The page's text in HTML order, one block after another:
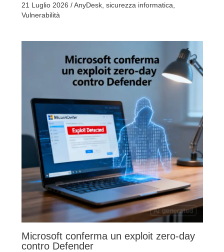
21 Luglio 2026 /AnyDesk, sicurezza informatica
Vulnerabilità
Microsoft conferma un exploit zero-day
contro Defender